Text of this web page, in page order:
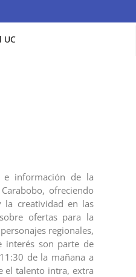
UC
e información de la
ofreciendo
la creatividad en las
ofertas para la
regionales,
interés son parte de
de la mañana a
el talento intra, extra